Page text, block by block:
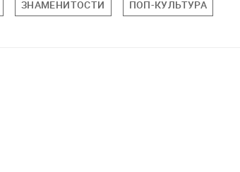
ЗНАМЕНИТОСТИ ПОП-КУЛЬТУРА